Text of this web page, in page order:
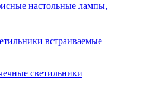
настольные лампы,
встраиваемые
светильники